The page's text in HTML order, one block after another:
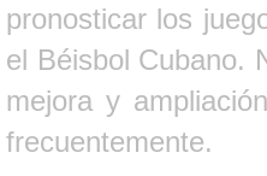
pronosticar los
el Béisbol Cubano.
mejora y
frecuentemente.